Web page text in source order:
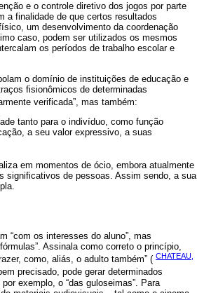
e o controle diretivo dos jogos por parte
a finalidade de que certos resultados
um desenvolvimento da coordenação
caso, podem ser utilizados os mesmos
os períodos de trabalho escolar e
o domínio de instituições de educação e
fisionômicos de determinadas
verificada”, mas também:
tanto para o indivíduo, como função
a seu valor expressivo, a suas
em momentos de ócio, embora atualmente
significativos de pessoas. Assim sendo, a sua
“com os interesses do aluno”, mas
Assinala como correto o princípio,
como, aliás, o adulto também” ( CHATEAU,
precisado, pode gerar determinados
exemplo, o “das guloseimas”. Para